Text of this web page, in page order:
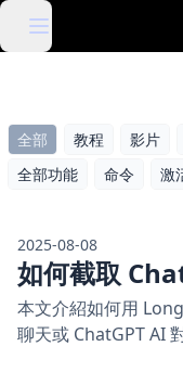
全部 教程 影片
全部功能
命令 激
2025-08-08
如何截取
本文介紹如何用
聊天或 ChatGPT AI 對